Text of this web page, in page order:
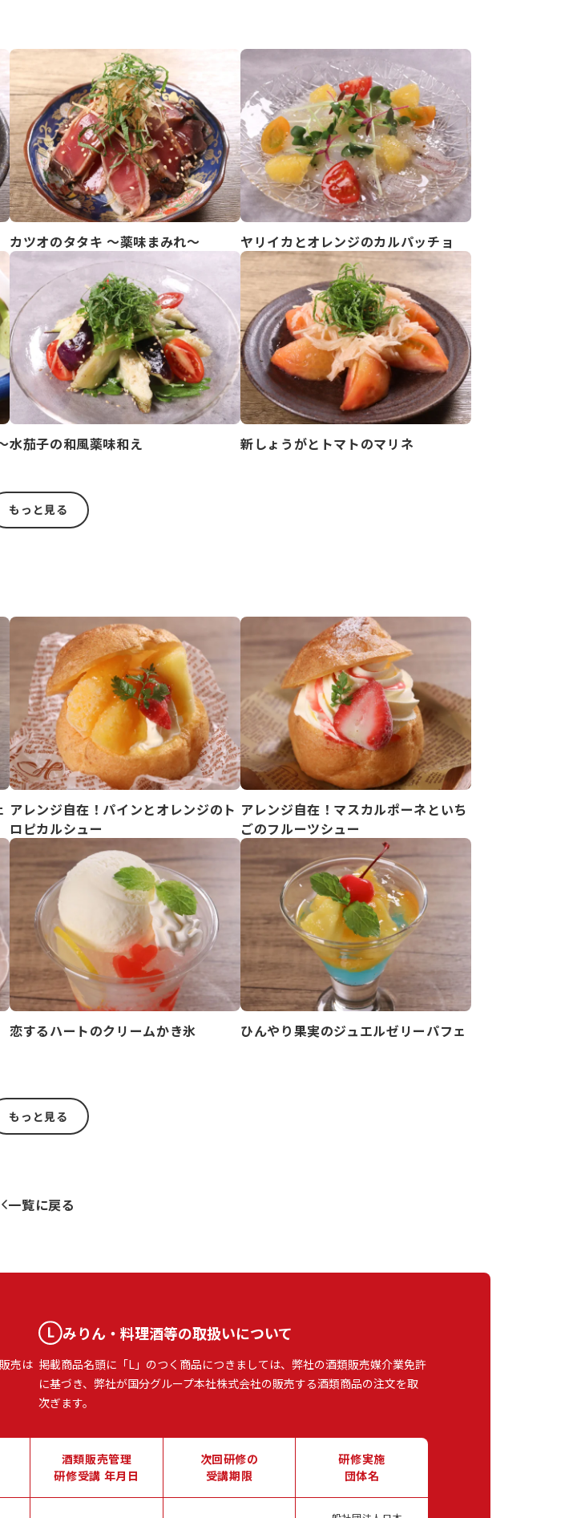
カツオのタタキ ～薬味まみれ～ ヤリイカとオレンジのカルパッチョ
水茄子の和風薬味和え 新しょうがとトマトのマリネ
もっと見る
アレンジ自在！パインとオレンジのト
ロピカルシュー
アレンジ自在！マスカルポーネといち
ごのフルーツシュー
恋するハートのクリームかき氷 ひんやり果実のジュエルゼリーパフェ
もっと見る
一覧に戻る
売は
みりん・料理酒等の取扱いについて
掲載商品名頭に「L」のつく商品につきましては、弊社の酒類販売媒介業免許
に基づき、弊社が国分グループ本社株式会社の販売する酒類商品の注文を取
次ぎます。
酒類販売管理
研修受講 年月日
次回研修の
受講期限
研修実施
団体名